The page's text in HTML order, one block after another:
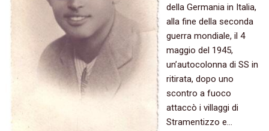
della Germania in Italia,
alla fine della seconda
guerra mondiale, il 4
maggio del 1945,
un’autocolonna di SS in
ritirata, dopo uno
scontro a fuoco
attaccò i villaggi di
Stramentizzo e…